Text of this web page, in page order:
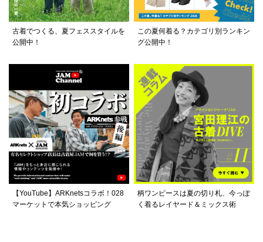
古着でつくる、夏フェススタイルを
公開中！
この夏何着る？カテゴリ別ランキン
グ公開中！
【YouTube】ARKnetsコラボ！028
マーケットで本気ショッピング
柄ワンピースは夏の切り札、今っぽ
く着るレイヤード＆ミックス術